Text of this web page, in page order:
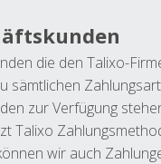
die den Talixo-
sämtlichen
zur Verfügung
Talixo
wir auch